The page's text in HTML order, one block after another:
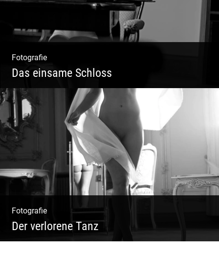
Fotografie
Das einsame Schloss
Aktfotografie | Zeichnen mit Licht & Schatten
Fotografie
Der verlorene Tanz